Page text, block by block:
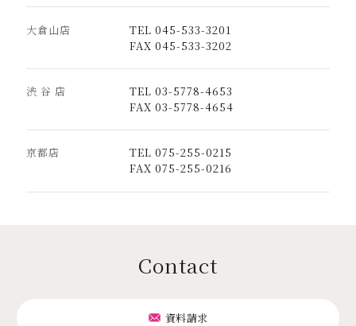
大倉山店
TEL 045-533-3201
FAX 045-533-3202
渋 谷 店
TEL 03-5778-4653
FAX 03-5778-4654
京都店
TEL 075-255-0215
FAX 075-255-0216
Contact
資料請求